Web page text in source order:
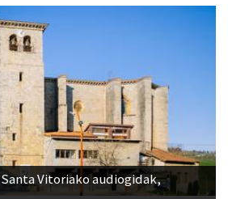
Vitoriako audiogidak,